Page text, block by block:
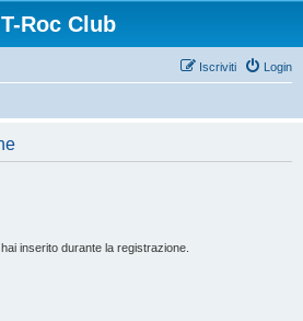
T-Roc Club
Login
Iscriviti
inserito durante la registrazione.